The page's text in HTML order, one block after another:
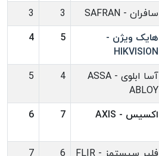
سافران - SAFRAN 3
3
هایک ویژن -
HIKVISION
5
4
آسا ابلوی - ASSA
ABLOY
4
5
اکسیس - AXIS 7
6